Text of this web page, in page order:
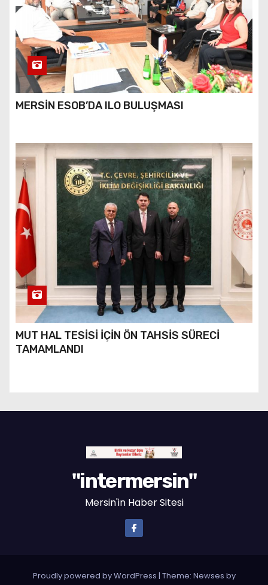
MERSİN ESOB’DA ILO BULUŞMASI
MUT HAL TESİSİ İÇİN ÖN TAHSİS SÜRECİ
TAMAMLANDI
"intermersin"
Mersin'in Haber Sitesi
Proudly powered by WordPress | Theme: Newses by